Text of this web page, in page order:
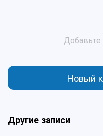
Новый
Другие записи